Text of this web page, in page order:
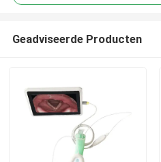
Geadviseerde Producten